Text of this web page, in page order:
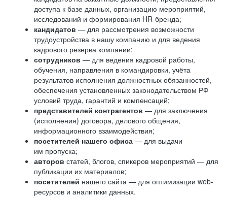
доступа к базе данных, организацию мероприятий,
исследований и формирования HR-бренда;
кандидатов — для рассмотрения возможности
трудоустройства в нашу компанию и для ведения
кадрового резерва компании;
сотрудников — для ведения кадровой работы,
обучения, направления в командировки, учёта
результатов исполнения должностных обязанностей,
обеспечения установленных законодательством РФ
условий труда, гарантий и компенсаций;
представителей контрагентов — для заключения
(исполнения) договора, делового общения,
информационного взаимодействия;
посетителей нашего офиса — для выдачи
им пропуска;
авторов статей, блогов, спикеров мероприятий — для
публикации их материалов;
посетителей нашего сайта — для оптимизации web-
ресурсов и аналитики данных.